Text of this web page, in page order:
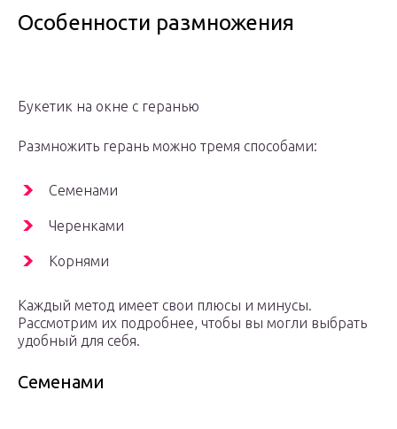
Особенности размножения
Букетик на окне с геранью
Размножить герань можно тремя способами:
Семенами
Черенками
Корнями
Каждый метод имеет свои плюсы и минусы.
Рассмотрим их подробнее, чтобы вы могли выбрать
удобный для себя.
Семенами